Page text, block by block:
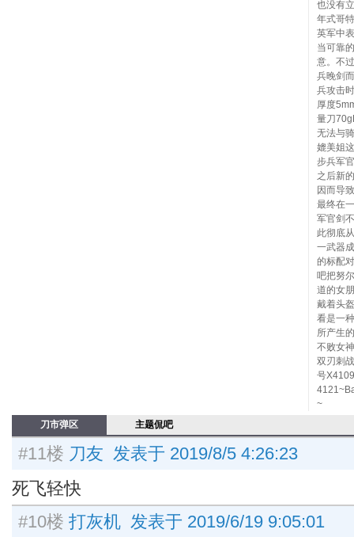
也没有
年式哥
英军中
当可靠
意。不
兵晚剑
兵攻击
厚度
量刀
无法与
媲美姐
步兵军
之后新
因而导
最终在
军官剑
此彻底
一武器
的标配
吧把努
道的女
戴着头
看是一
所产生
不败女
双刃刺
号
~
刀市弹区
主题侃吧
#11楼 刀友 发表于 2019/8/5 4:26:23
死飞轻快
#10楼 打灰机 发表于 2019/6/19 9:05:01